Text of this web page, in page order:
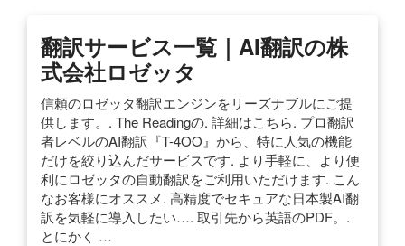
翻訳サービス一覧｜AI翻訳の株
式会社ロゼッタ
信頼のロゼッタ翻訳エンジンをリーズナブルにご提
供します。. The Readingの. 詳細はこちら. プロ翻訳
者レベルのAI翻訳『T-4OO』から、特に人気の機能
だけを絞り込んだサービスです. より手軽に、より便
利にロゼッタの自動翻訳をご利用いただけます. こん
なお客様にオススメ. 高精度でセキュアな日本製AI翻
訳を気軽に導入したい…. 取引先から英語のPDF。.
とにかく …